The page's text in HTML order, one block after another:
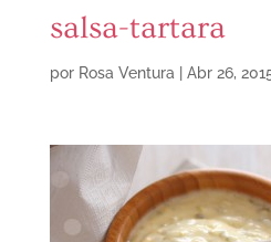
salsa-tartara
por Rosa Ventura Abr 26,